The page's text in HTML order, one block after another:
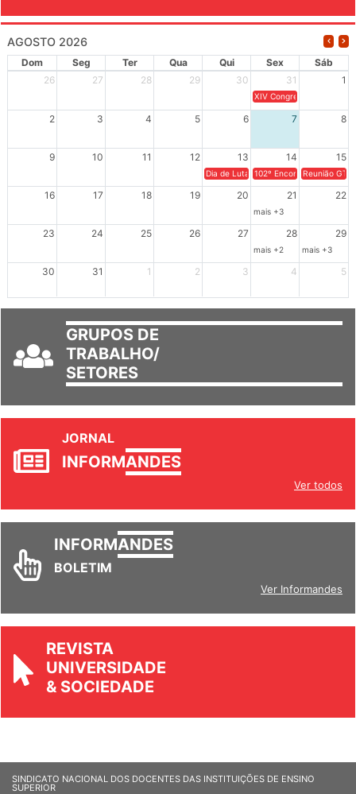
AGOSTO 2026
Dom Seg Ter Qua Qui Sex
Sáb
26
27 28 29 30 31 1
XIV Congresso Brasileiro
2 3 4 5 6 7 8
9 10 11 12 13 14 15
Dia de Luta em Defesa de Cuba e da
102º Encontro da
Reunião
16 17 18 19 20 21 22
mais +3
23 24 25 26 27 28 29
mais +2 mais +3
30 31 1 2 3 4 5
GRUPOS DE
TRABALHO/
SETORES
JORNAL
INFORMANDES
Ver todos
INFORMANDES
BOLETIM
Ver Informandes
REVISTA
UNIVERSIDADE
& SOCIEDADE
SINDICATO NACIONAL DOS DOCENTES DAS INSTITUIÇÕES DE ENSINO
SUPERIOR